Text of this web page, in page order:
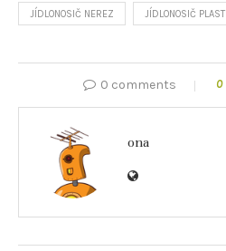
JÍDLONOSIČ NEREZ JÍDLONOSIČ PLAST
0 comments 0
ona